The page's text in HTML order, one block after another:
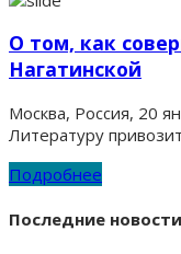
О том, как
Нагатинской
Москва, Россия, 20
Литературу
Подробнее
Последние новости